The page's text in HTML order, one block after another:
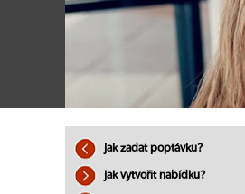
Jak zadat poptávku?
Jak vytvořit nabídku?